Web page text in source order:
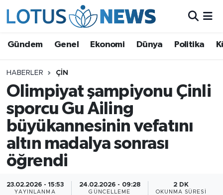
Gündem Genel Ekonomi Dünya Politika
HABERLER ÇIN
Olimpiyat şampiyonu Çinli
sporcu Gu Ailing
büyükannesinin vefatını
altın madalya sonrası
öğrendi
23.02.2026 - 15:53
YAYINLANMA
24.02.2026 - 09:28
GÜNCELLEME
2 DK
OKUNMA SÜRESI
Ekonomi
Dünya
Politika
Kültür - Sanat ve Tarih
Yaşam
Bilim ve Teknoloji